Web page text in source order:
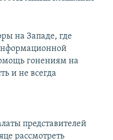
на Западе, где
гонениям на
и не всегда
представителей
рассмотреть